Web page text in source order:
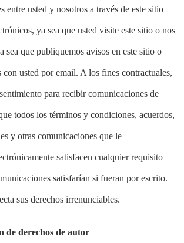
entre usted y nosotros a través de este sitio
ya sea que usted visite este sitio o nos
sea que publiquemos avisos en este sitio o
con usted por email. A los fines contractuales,
para recibir comunicaciones de
todos los términos y condiciones, acuerdos,
y otras comunicaciones que le
satisfacen cualquier requisito
satisfarían si fueran por escrito.
sus derechos irrenunciables.
de derechos de autor